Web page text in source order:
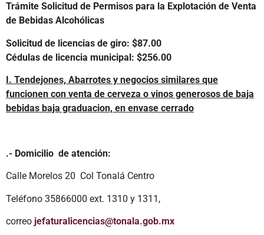
Trámite Solicitud de Permisos para la Explotación de Venta
de Bebidas Alcohólicas
Solicitud de licencias de giro: $87.00
Cédulas de licencia municipal: $256.00
I. Tendejones, Abarrotes y negocios similares que
funcionen con venta de cerveza o vinos generosos de baja
bebidas baja graduacion, en envase cerrado
.- Domicilio de atención:
Calle Morelos 20 Col Tonalá Centro
Teléfono 35866000 ext. 1310 y 1311,
correo jefaturalicencias@tonala.gob.mx